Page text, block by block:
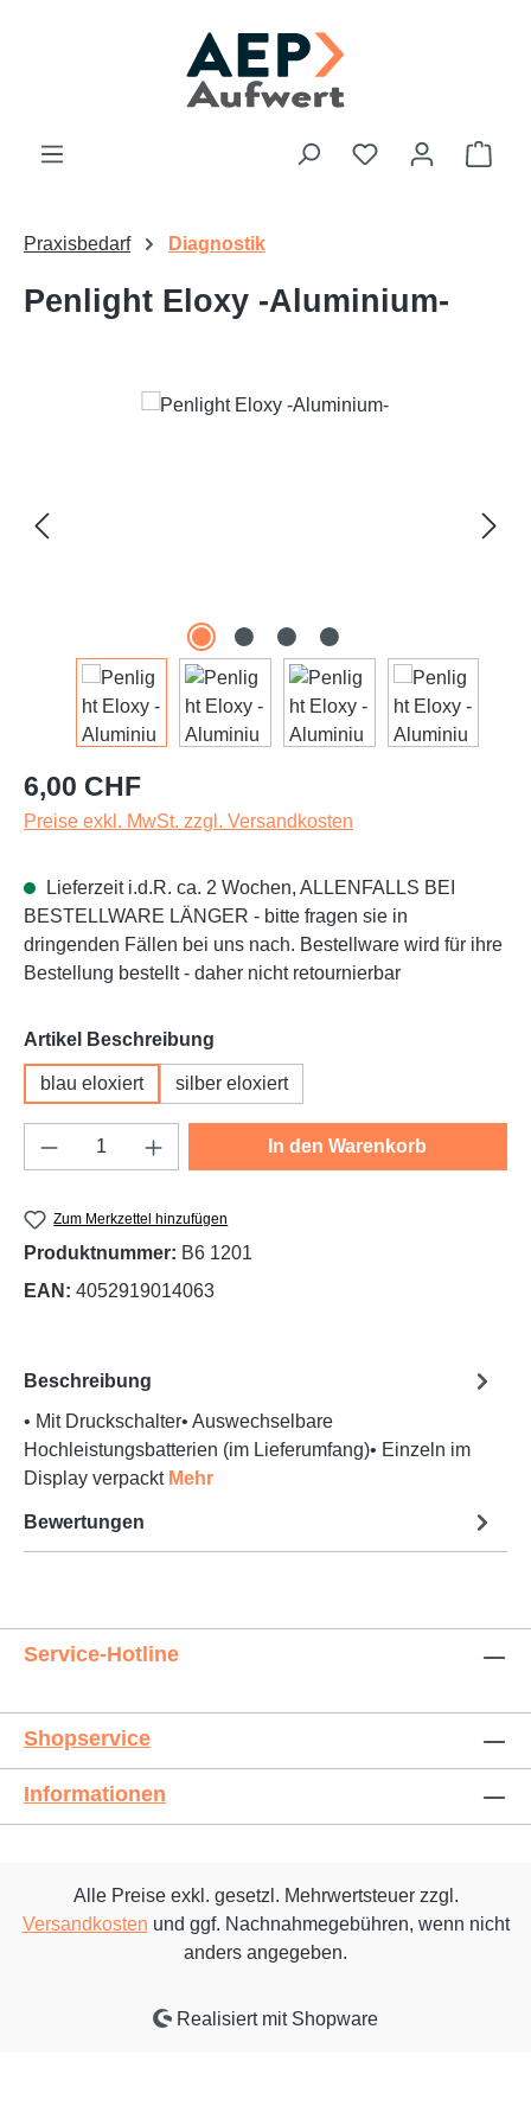
Du hast 0
Praxisbedarf Diagnostik
Penlight Eloxy -Aluminium-
Bildergalerie überspringen
Regulärer Preis:
6,00 CHF
Preise exkl. MwSt. zzgl. Versandkosten
Lieferzeit i.d.R. ca. 2 Wochen, ALLENFALLS BEI
BESTELLWARE LÄNGER - bitte fragen sie in
dringenden Fällen bei uns nach. Bestellware wird für ihre
Bestellung bestellt - daher nicht retournierbar
Artikel Beschreibung
blau eloxiert silber eloxiert
Produkt Anzahl: Gib den gewünschten
In den Warenkorb
Zum Merkzettel hinzufügen
Produktnummer: B6 1201
EAN: 4052919014063
Beschreibung
• Mit Druckschalter• Auswechselbare
Hochleistungsbatterien (im Lieferumfang)• Einzeln im
Display verpackt Mehr
Bewertungen
Service-Hotline
Shopservice
Informationen
Alle Preise exkl. gesetzl. Mehrwertsteuer zzgl.
Versandkosten und ggf. Nachnahmegebühren, wenn nicht
anders angegeben.
Realisiert mit Shopware